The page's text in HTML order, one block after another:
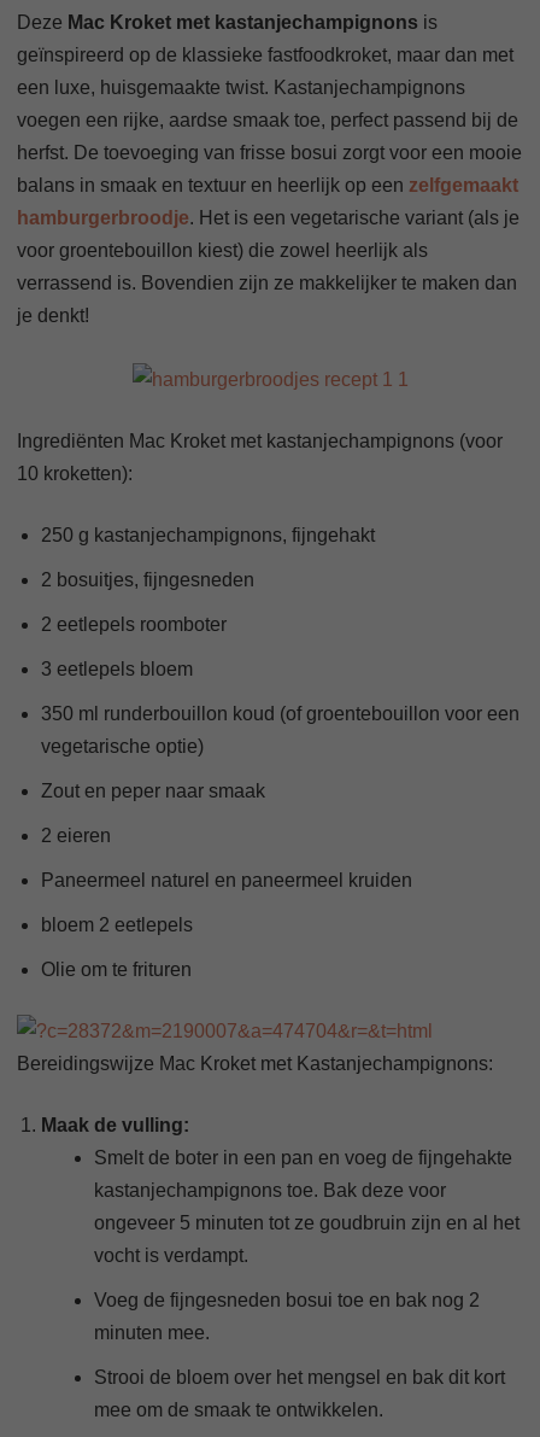
Deze Mac Kroket met kastanjechampignons is
geïnspireerd op de klassieke fastfoodkroket, maar dan met
een luxe, huisgemaakte twist. Kastanjechampignons
voegen een rijke, aardse smaak toe, perfect passend bij de
herfst. De toevoeging van frisse bosui zorgt voor een mooie
balans in smaak en textuur en heerlijk op een zelfgemaakt
hamburgerbroodje. Het is een vegetarische variant (als je
voor groentebouillon kiest) die zowel heerlijk als
verrassend is. Bovendien zijn ze makkelijker te maken dan
je denkt!
Ingrediënten Mac Kroket met kastanjechampignons (voor
10 kroketten):
250 g kastanjechampignons, fijngehakt
2 bosuitjes, fijngesneden
2 eetlepels roomboter
3 eetlepels bloem
350 ml runderbouillon koud (of groentebouillon voor een
vegetarische optie)
Zout en peper naar smaak
2 eieren
Paneermeel naturel en paneermeel kruiden
bloem 2 eetlepels
Olie om te frituren
Bereidingswijze Mac Kroket met Kastanjechampignons:
Maak de vulling:
Smelt de boter in een pan en voeg de fijngehakte
kastanjechampignons toe. Bak deze voor
ongeveer 5 minuten tot ze goudbruin zijn en al het
vocht is verdampt.
Voeg de fijngesneden bosui toe en bak nog 2
minuten mee.
Strooi de bloem over het mengsel en bak dit kort
mee om de smaak te ontwikkelen.